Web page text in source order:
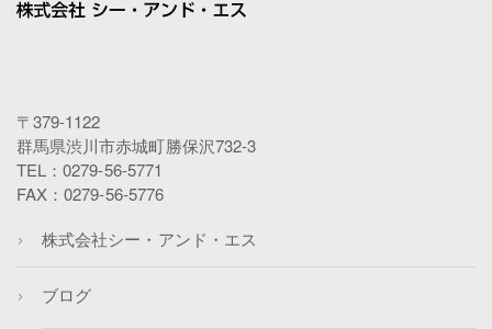
〒379-1122
群馬県渋川市赤城町勝保沢732-3
TEL：0279-56-5771
FAX：0279-56-5776
株式会社シー・アンド・エス
ブログ